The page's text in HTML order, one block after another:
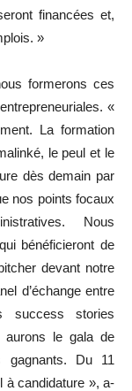
financées et,
»
formerons ces
«
La formation
le peul et le
dès demain par
nos points focaux
Nous
bénéficieront de
devant notre
d’échange entre
success stories
aurons le gala de
gagnants. Du 11
à candidature », a-